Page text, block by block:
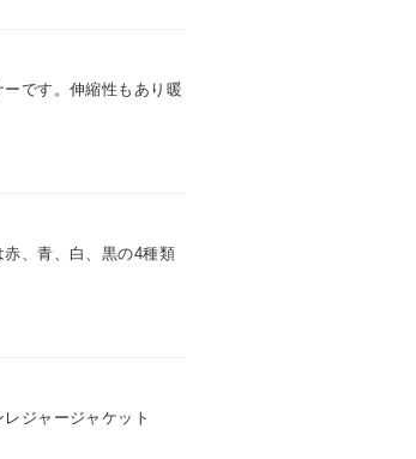
です。伸縮性もあり暖
、青、白、黒の4種類
ジャージャケット